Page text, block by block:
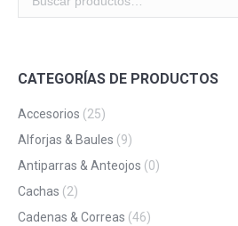
CATEGORÍAS DE PRODUCTOS
Accesorios (25)
Alforjas & Baules (9)
Antiparras & Anteojos (0)
Cachas (2)
Cadenas & Correas (46)